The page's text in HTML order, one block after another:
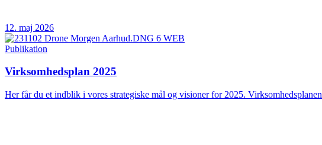
12. maj 2026
Publikation
Virksomhedsplan 2025
Her får du et indblik i vores strategiske mål og visioner for 2025.